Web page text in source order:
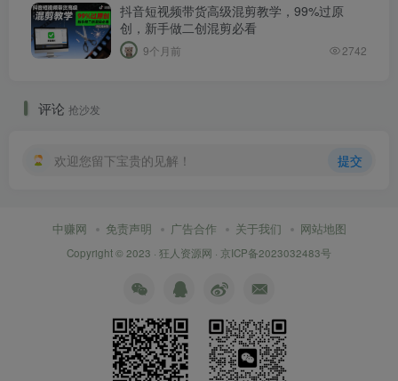
抖音短视频带货高级混剪教学，99%过原
创，新手做二创混剪必看
9个月前 2742
评论 抢沙发
欢迎您留下宝贵的见解！ 提交
中赚网 免责声明 广告合作 关于我们 网站地图
Copyright © 2023 · 狂人资源网 · 京ICP备2023032483号